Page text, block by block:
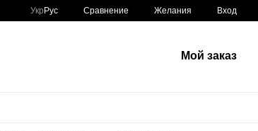
Укр Рус Сравнение Желания Вход
Мой заказ